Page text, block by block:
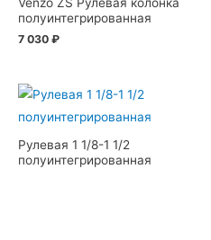
Venzo ZS Рулевая колонка
полуинтегрированная
7 030 ₽
Рулевая 1 1/8-1 1/2
полуинтегрированная